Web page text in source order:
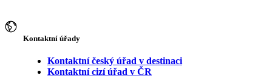
Kontaktní úřady
Kontaktní český úřad v destinaci
Kontaktní cizí úřad v ČR